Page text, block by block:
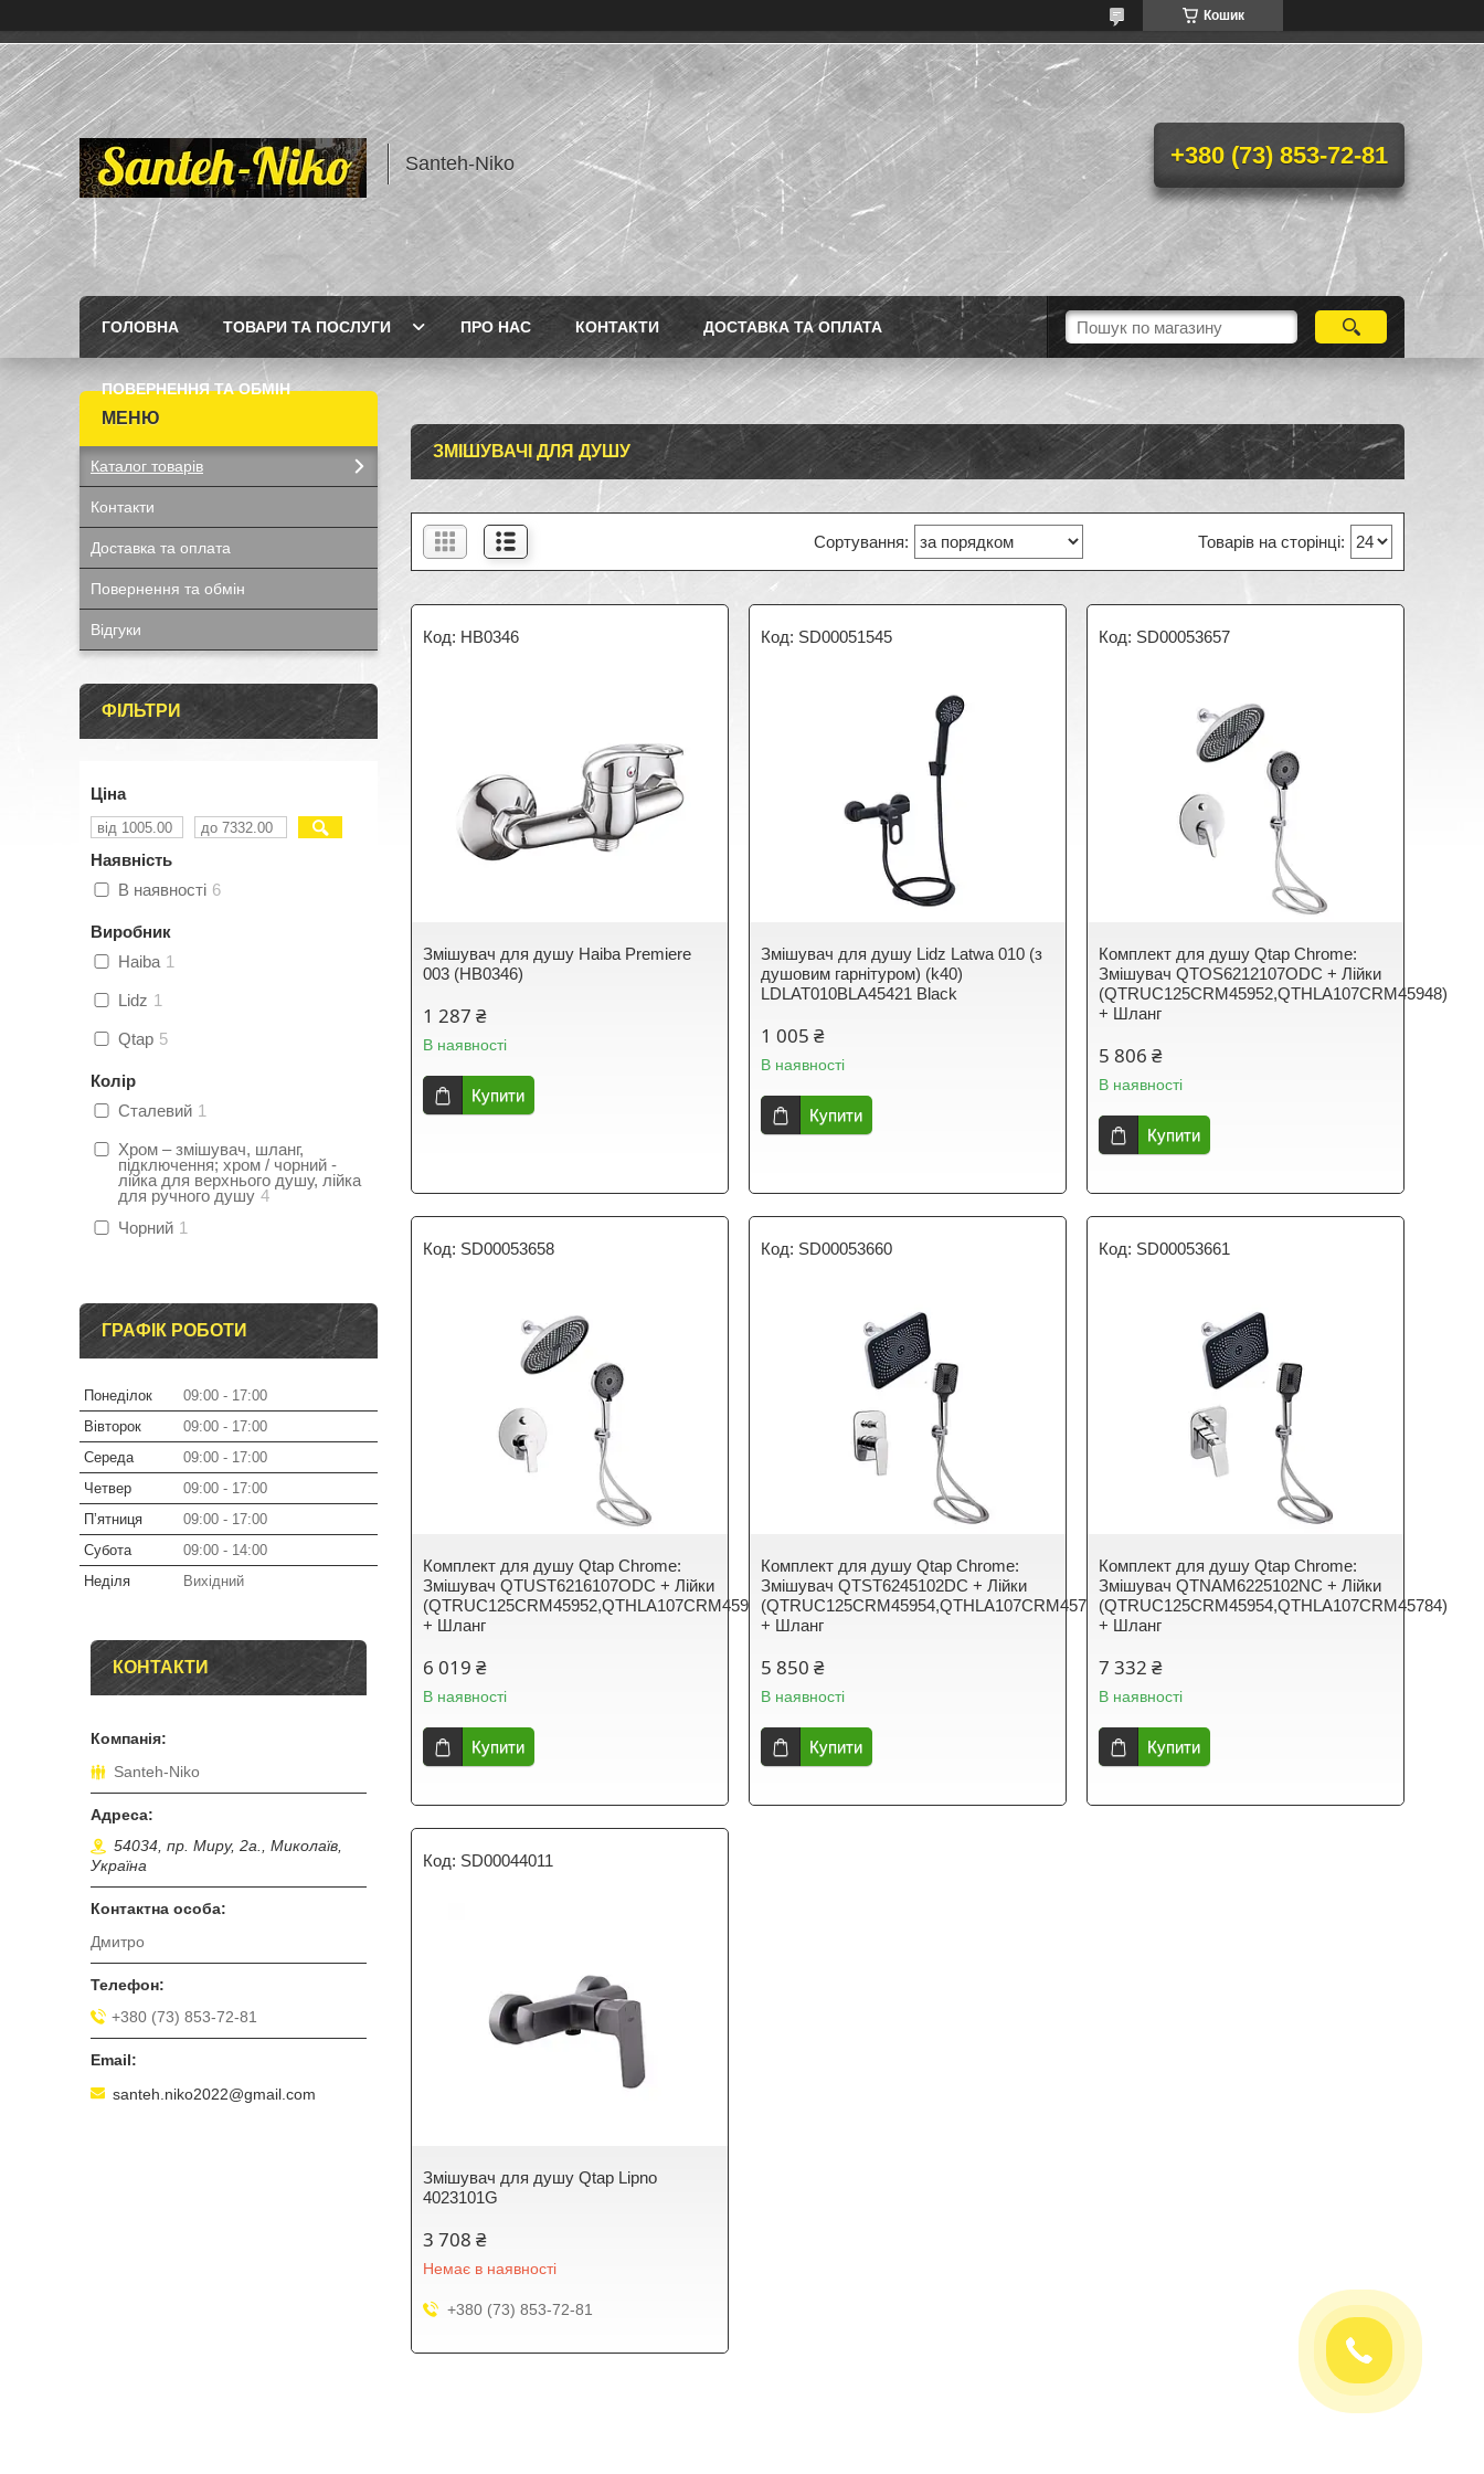
Кошик
Santeh-Niko +380 (73) 853-72-81
ГОЛОВНА ТОВАРИ ТА ПОСЛУГИ ПРО НАС КОНТАКТИ ДОСТАВКА ТА ОПЛАТА
ПОВЕРНЕННЯ ТА ОБМІН
ЗМІШУВАЧІ ДЛЯ ДУШУ
HB0346
Змішувач для душу Haiba Premiere
003 (HB0346)
1 287 ₴
В наявності
Купити
SD00051545
Змішувач для душу Lidz Latwa 010 (з
душовим гарнітуром) (k40)
LDLAT010BLA45421 Black
1 005 ₴
В наявності
Купити
SD00053657
Комплект для душу Qtap Chrome:
Змішувач QTOS6212107ODC + Лійки
(QTRUC125CRM45952,QTHLA107CRM45948)
+ Шланг
5 806 ₴
В наявності
Купити
SD00053658
Комплект для душу Qtap Chrome:
Змішувач QTUST6216107ODC + Лійки
(QTRUC125CRM45952,QTHLA107CRM45948)
+ Шланг
6 019 ₴
В наявності
Купити
SD00053660
Комплект для душу Qtap Chrome:
Змішувач QTST6245102DC + Лійки
(QTRUC125CRM45954,QTHLA107CRM45784)
+ Шланг
5 850 ₴
В наявності
Купити
SD00053661
Комплект для душу Qtap Chrome:
Змішувач QTNAM6225102NC + Лійки
(QTRUC125CRM45954,QTHLA107CRM45784)
+ Шланг
7 332 ₴
В наявності
Купити
SD00044011
Змішувач для душу Qtap Lipno
4023101G
3 708 ₴
Немає в наявності
+380 (73) 853-72-81
Каталог товарів
Контакти
Доставка та оплата
Повернення та обмін
Відгуки
ФІЛЬТРИ
Ціна
Наявність
В наявності 6
Виробник
Haiba 1
Lidz 1
Qtap 5
Колір
Сталевий 1
Хром – змішувач, шланг,
підключення; хром / чорний -
лійка для верхнього душу, лійка
для ручного душу 4
Чорний 1
ГРАФІК РОБОТИ
Понеділок 09:00
17:00
Вівторок
09:00
17:00
Середа
09:00
17:00
Четвер
09:00
17:00
Пʼятниця
09:00
17:00
Субота
09:00
14:00
Неділя
Вихідний
КОНТАКТИ
Santeh-Niko
54034, пр. Миру, 2а., Миколаїв,
Україна
Дмитро
+380 (73) 853-72-81
santeh.niko2022@gmail.com